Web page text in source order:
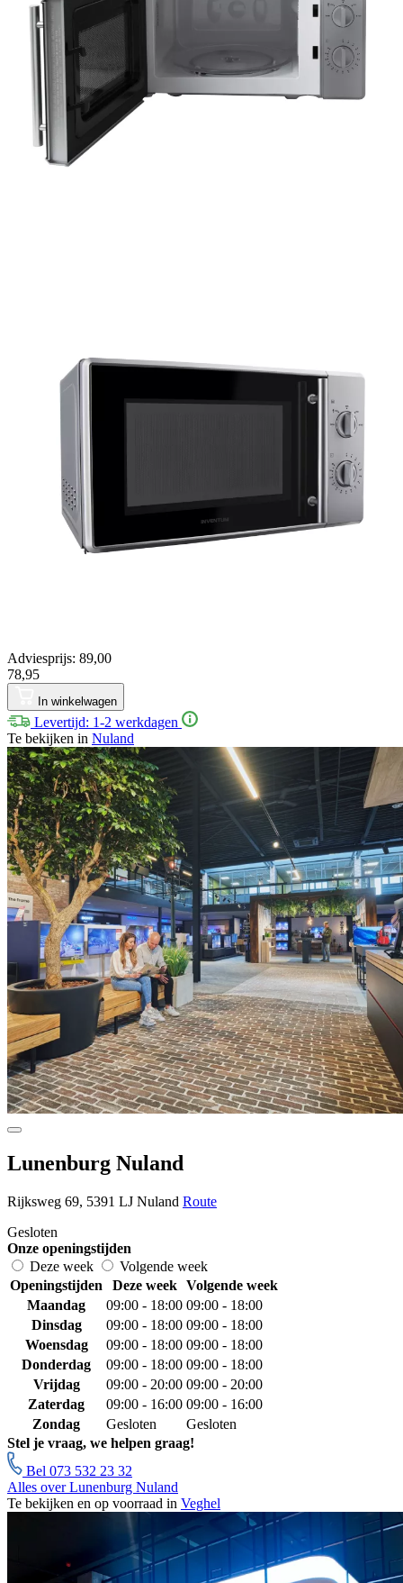
Adviesprijs: 89,00
78,95
In winkelwagen
Levertijd: 1-2 werkdagen
Te bekijken in Nuland
Lunenburg Nuland
Rijksweg 69, 5391 LJ Nuland Route
Gesloten
Onze openingstijden
Deze week
Volgende week
Openingstijden
Deze week
Volgende week
Maandag
09:00 - 18:00 09:00 - 18:00
Dinsdag
09:00 - 18:00 09:00 - 18:00
Woensdag
09:00 - 18:00 09:00 - 18:00
Donderdag
09:00 - 18:00 09:00 - 18:00
Vrijdag
09:00 - 20:00 09:00 - 20:00
Zaterdag
09:00 - 16:00 09:00 - 16:00
Zondag
Gesloten
Gesloten
Stel je vraag, we helpen graag!
Bel 073 532 23 32
Alles over Lunenburg Nuland
Te bekijken en op voorraad in Veghel